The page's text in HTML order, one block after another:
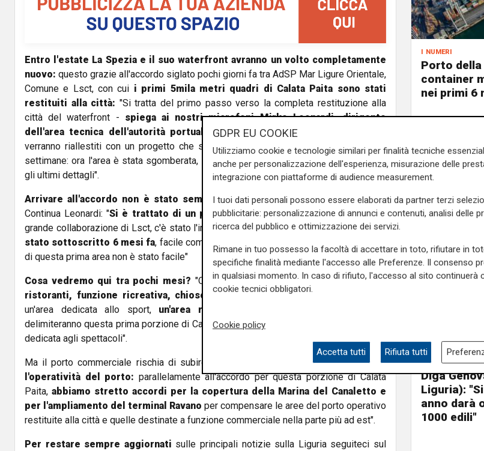
i
e
o
Entro l'estate La Spezia e il suo waterfront avranno un volto completamente
nuovo: questo grazie all'accordo siglato pochi giorni fa tra AdSP Mar Ligure Orientale,
Comune e Lsct, con cui i primi 5mila metri quadri di Calata Paita sono stati
restituiti alla città: "Si tratta del primo passo verso la completa restituzione alla
città del waterfront - spiega ai nostri microfoni Mirko Leonardi, dirigente
dell'area tecnica dell'autorità portuale
-. Sono i primi 5mila metri quadri che
verranno riallestiti con un progetto che sarà avviato concretamente nelle prossime
settimane: ora l'area è stata sgomberata, si stanno facendo i sopralluoghi tecnici per
gli ultimi dettagli".
Arrivare all'accordo non è stato semplice, anche da un punto di vista tecnico.
Continua Leonardi: "Si è trattato di un periodo di attività intensa,c'è stata una
grande collaborazione di Lsct, c'è stato l'impegno di AdSP:l'accordo col terminal è
stato sottoscritto 6 mesi fa, facile comprendere come predisporre un allestimento
di questa prima area non è stato facile"
Cosa vedremo qui tra pochi mesi? "Qui vedremostrutture commerciali, bar,
ristoranti, funzione ricreativa, chioschianche per la vendita di prodotti tipici,
un'area dedicata allo sport, un'area relax fronte mare e aree verdi
delimiteranno questa prima porzione di Calata Paita. Sarà presente anche una subarea
dedicata agli spettacoli".
Ma il porto commerciale rischia di subire danni in questa fase? "Non ne risente
l'operatività del porto: parallelamente all'accordo per questa porzione di Calata
Paita, abbiamo stretto accordi per la copertura della Marina del Canaletto e
per l'ampliamento del terminal Ravano per compensare le aree del porto operativo
restituite alla città e quelle destinate a funzione commerciale nella parte più ad est".
Per restare sempre aggiornati sulle principali notizie sulla Liguria seguiteci sul
i numeri
Porto della
container
nei primi 6
il commento
Diga
Liguria):
anno darà
1000 edili"
GDPR EU COOKIE
Utilizziamo cookie e tecnologie similari per finalità tecniche
anche per personalizzazione dell'esperienza, misurazione delle
integrazione con piattaforme di audience measurement.
I tuoi dati personali possono essere elaborati da partner terzi
pubblicitarie: personalizzazione di annunci e contenuti, analisi delle
ricerca del pubblico e ottimizzazione dei servizi.
Rimane in tuo possesso la facoltà di accettare in toto, rifiutare in
specifiche finalità mediante l'accesso alle Preferenze. Il consenso
in qualsiasi momento. In caso di rifiuto, l'accesso al sito continuerà
cookie tecnici obbligatori.
Cookie policy
Accetta tutti Rifiuta tutti